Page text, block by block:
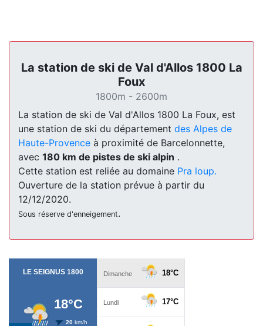
La station de ski de Val d'Allos 1800 La
Foux
1800m - 2600m
La station de ski de Val d'Allos 1800 La Foux, est
une station de ski du département des Alpes de
Haute-Provence à proximité de Barcelonnette,
avec 180 km de pistes de ski alpin .
Cette station est reliée au domaine Pra loup.
Ouverture de la station prévue à partir du
12/12/2020.
Sous réserve d'enneigement.